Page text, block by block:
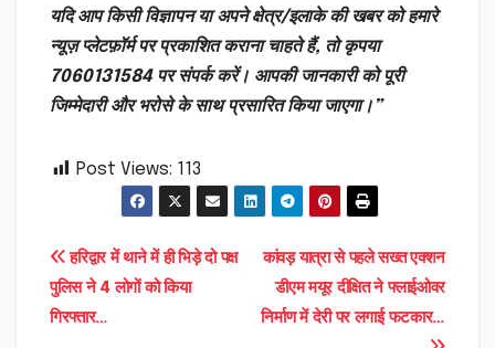
यदि आप किसी विज्ञापन या अपने क्षेत्र/इलाके की खबर को हमारे
न्यूज़ प्लेटफ़ॉर्म पर प्रकाशित कराना चाहते हैं, तो कृपया
7060131584 पर संपर्क करें। आपकी जानकारी को पूरी
जिम्मेदारी और भरोसे के साथ प्रसारित किया जाएगा।”
Post Views: 113
Post
navigation
कांवड़ यात्रा से पहले सख्त एक्शन
डीएम मयूर दीक्षित ने फ्लाईओवर
निर्माण में देरी पर लगाई फटकार…
हरिद्वार में थाने में ही भिड़े दो पक्ष
पुलिस ने 4 लोगों को किया
गिरफ्तार…